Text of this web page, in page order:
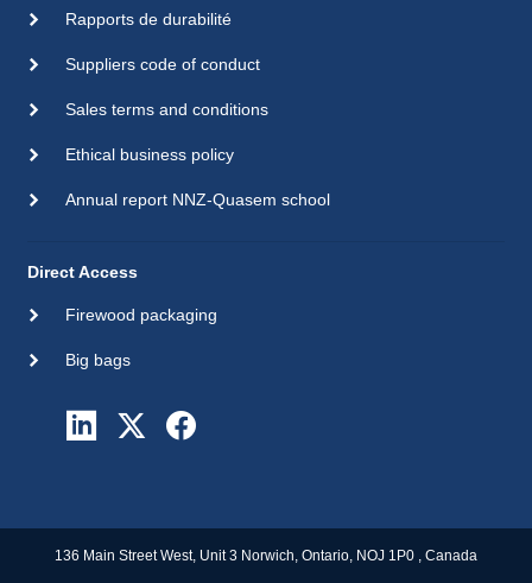
Rapports de durabilité
Suppliers code of conduct
Sales terms and conditions
Ethical business policy
Annual report NNZ-Quasem school
Direct Access
Firewood packaging
Big bags
136 Main Street West, Unit 3 Norwich, Ontario, NOJ 1P0 , Canada